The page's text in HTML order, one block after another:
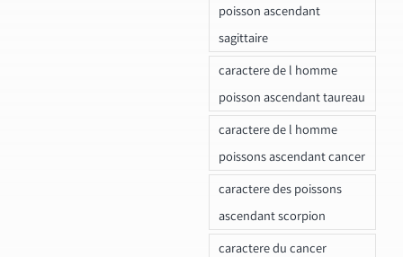
poisson ascendant
sagittaire
caractere de l homme
poisson ascendant taureau
caractere de l homme
poissons ascendant cancer
caractere des poissons
ascendant scorpion
caractere du cancer